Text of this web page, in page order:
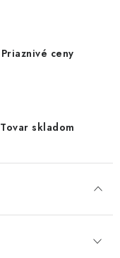
Priaznivé ceny
Tovar skladom